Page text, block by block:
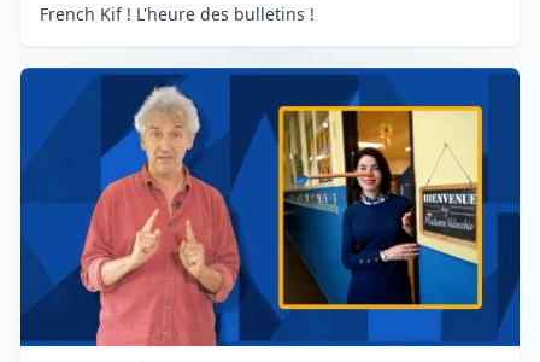
French Kif ! L'heure des bulletins !